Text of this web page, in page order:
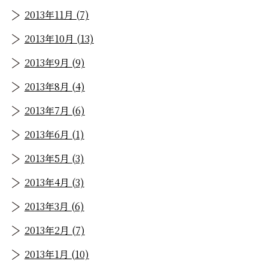
2013年11月 (7)
2013年10月 (13)
2013年9月 (9)
2013年8月 (4)
2013年7月 (6)
2013年6月 (1)
2013年5月 (3)
2013年4月 (3)
2013年3月 (6)
2013年2月 (7)
2013年1月 (10)